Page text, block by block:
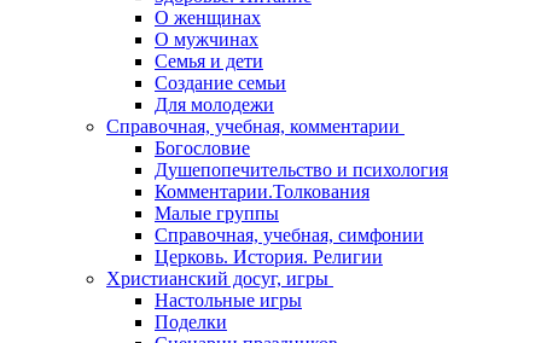
О женщинах
О мужчинах
Семья и дети
Создание семьи
Для молодежи
Справочная, учебная, комментарии
Богословие
Душепопечительство и психология
Комментарии.Толкования
Малые группы
Справочная, учебная, симфонии
Церковь. История. Религии
Христианский досуг, игры
Настольные игры
Поделки